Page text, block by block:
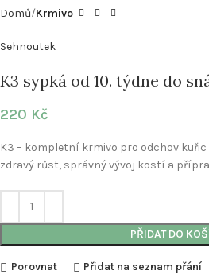
Domů Krmivo
Sehnoutek
K3 sypká od 10. týdne do
220 Kč
K3 – kompletní krmivo pro odchov
zdravý růst, správný vývoj kostí a
PŘIDAT DO
Porovnat Přidat na seznam přání